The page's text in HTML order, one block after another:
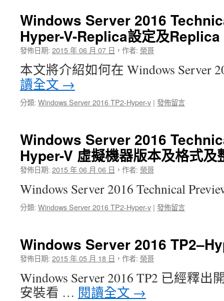
Windows Server 2016
Hyper-V-Replica設定及Replica
發佈日期: 2015 年 06 月 07 日 ， 作者: 榮哥
本文將介紹如何在 Windows Server
讀全文 →
分類: Windows Server 2016 TP2-Hyper-v | 發佈留言
Windows Server 2016
Hyper-V 虛擬機器版本及格式及
發佈日期: 2015 年 06 月 06 日 ， 作者: 榮哥
Windows Server 2016 Technical
分類: Windows Server 2016 TP2-Hyper-v | 發佈留言
Windows Server 2016
發佈日期: 2015 年 05 月 18 日 ， 作者: 榮哥
Windows Server 2016 TP2 已經釋
安裝看 … 閱讀全文 →